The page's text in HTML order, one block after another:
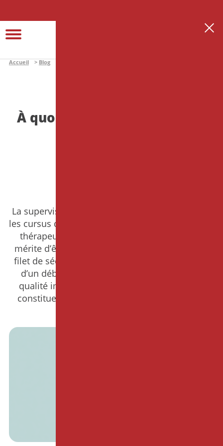
Accueil Blog
À quoi sert la supervision en
La supervision occupe une place régulière dans
les cursus de formation en hypnose médicale ou
thérapeutique. Le terme est familier, mais il
mérite d’être précisé. Il ne s’agit ni d’un simple
filet de sécurité pour les situations difficiles, ni
d’un débriefing entre pairs, ni d’un contrôle
qualité imposé de l’extérieur. La supervision
constitue un espace de travail clinique à part